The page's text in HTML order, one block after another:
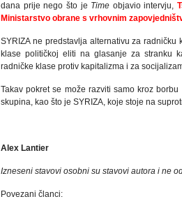
dana prije nego što je Time objavio intervju,
Ministarstvo obrane s vrhovnim
SYRIZA ne predstavlja alternativu za
klase političkoj eliti na glasanje za stranku
radničke klase protiv kapitalizma i za
Takav pokret se može razviti samo kroz
skupina, kao što je SYRIZA, koje stoje na
Alex Lantier
Izneseni stavovi osobni su stavovi autora i ne
Povezani članci: